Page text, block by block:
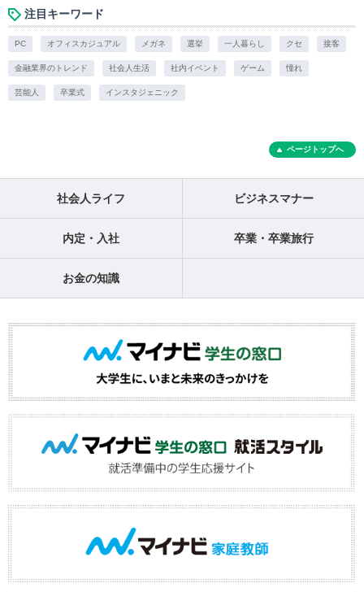
注目キーワード
PC オフィスカジュアル メガネ 選挙 一人暮らし クセ 接客
金融業界のトレンド 社会人生活 社内イベント ゲーム 憧れ
芸能人 卒業式 インスタジェニック
ページトップへ
社会人ライフ ビジネスマナー
内定・入社 卒業・卒業旅行
お金の知識